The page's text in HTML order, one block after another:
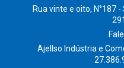
Rua vinte e oito, N°187
Ajellso Indústria e